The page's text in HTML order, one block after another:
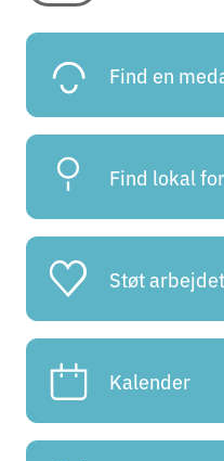
Find en
Find lokal
Støt arbejdet
Kalender